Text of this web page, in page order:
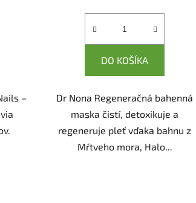
–
DO KOŠÍKA
Dr Nona Regeneračná bahenná
maska čistí, detoxikuje a
regeneruje pleť vďaka bahnu z
Mŕtveho mora, Halo...